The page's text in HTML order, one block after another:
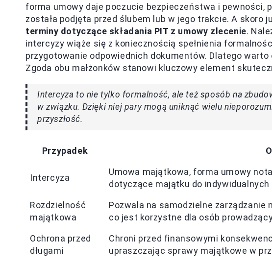
forma umowy daje poczucie bezpieczeństwa i pewności,
została podjęta przed ślubem lub w jego trakcie. A skoro
terminy dotyczące składania PIT z umowy zlecenie.
intercyzy wiąże się z koniecznością spełnienia
przygotowanie odpowiednich dokumentów. Dlatego
Zgoda obu małżonków stanowi kluczowy element
Intercyza to nie tylko formalność, ale też sposób na
w związku. Dzięki niej pary mogą uniknąć wielu
przyszłość.
Przypadek
Intercyza
Umowa majątkowa, forma umowy
dotyczące majątku do indywidualnych
Rozdzielność
majątkowa
Pozwala na samodzielne zarządzanie
co jest korzystne dla osób
Ochrona przed
długami
Chroni przed finansowymi
upraszczając sprawy majątkowe w